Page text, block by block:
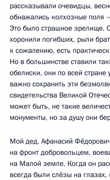
рассказывали очевидцы,
обнажались колхозные поля
Это было страшное зрелище.
хоронили погибших, рыли
к сожалению, есть
Но в большинстве ставили
обелиски, они по всей стране
важно сохранить эти
свидетельства Великой
может быть, не такие
монументы, но за душу они
Мой дед, Афанасий
на фронт добровольцем,
на Малой земле. Когда он
всегда были слёзы на